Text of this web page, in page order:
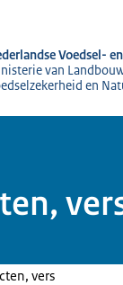
Voedsel-
van
en
vers